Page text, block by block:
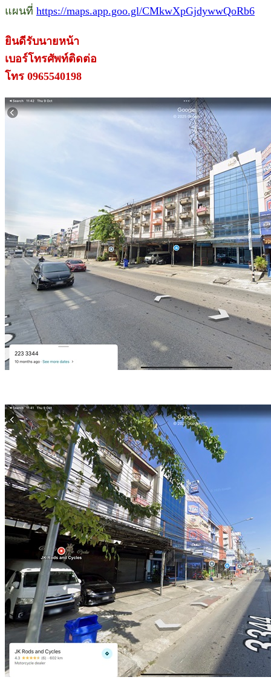
แผนที่ https://maps.app.goo.gl/CMkwXpGjdywwQoRb6
ยินดีรับนายหน้า
เบอร์โทรศัพท์ติดต่อ
โทร 0965540198